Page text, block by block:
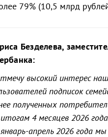
79% (10,5 млрд
Безделева,
высокий интерес
подписок
полученных
4 месяцев 2026
апрель 2026 года